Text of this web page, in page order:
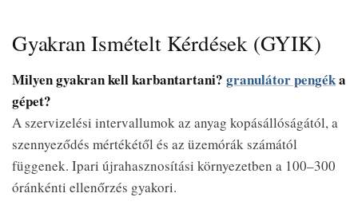
Gyakran Ismételt Kérdések (GYIK)
Milyen gyakran kell karbantartani? granulátor pengéka
gépet?
A szervizelési intervallumok az anyag kopásállóságától, a
szennyeződés mértékétől és az üzemórák számától
függenek. Ipari újrahasznosítási környezetben a 100–300
óránkénti ellenőrzés gyakori.